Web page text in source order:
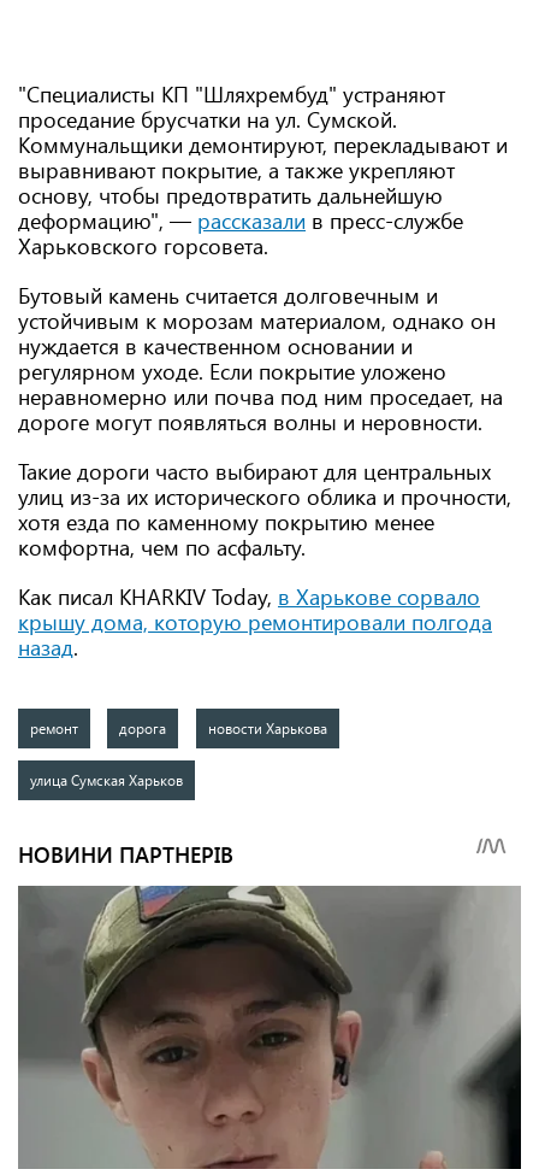
"Специалисты КП "Шляхрембуд" устраняют
проседание брусчатки на ул. Сумской.
Коммунальщики демонтируют, перекладывают и
выравнивают покрытие, а также укрепляют
основу, чтобы предотвратить дальнейшую
деформацию", — рассказали в пресс-службе
Харьковского горсовета.
Бутовый камень считается долговечным и
устойчивым к морозам материалом, однако он
нуждается в качественном основании и
регулярном уходе. Если покрытие уложено
неравномерно или почва под ним проседает, на
дороге могут появляться волны и неровности.
Такие дороги часто выбирают для центральных
улиц из-за их исторического облика и прочности,
хотя езда по каменному покрытию менее
комфортна, чем по асфальту.
Как писал KHARKIV Today, в Харькове сорвало
крышу дома, которую ремонтировали полгода
назад.
ремонт дорога новости Харькова
улица Сумская Харьков